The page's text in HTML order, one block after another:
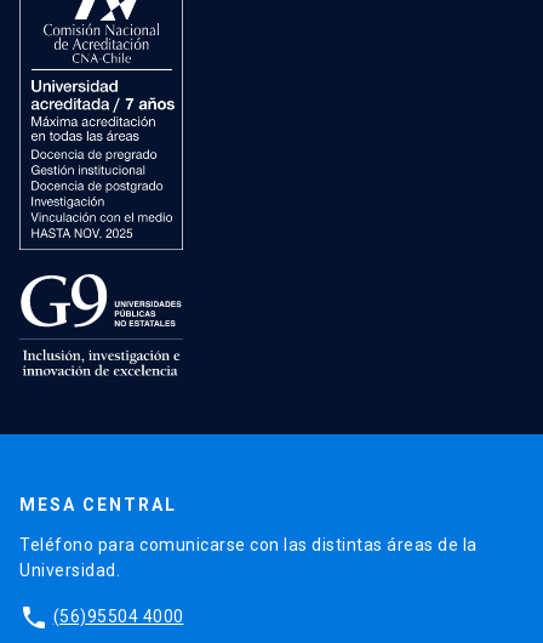
MESA CENTRAL
Teléfono para comunicarse con las distintas áreas de la
Universidad.
phone (56)95504 4000